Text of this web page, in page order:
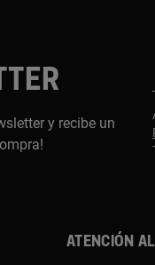
y recibe un
Atención